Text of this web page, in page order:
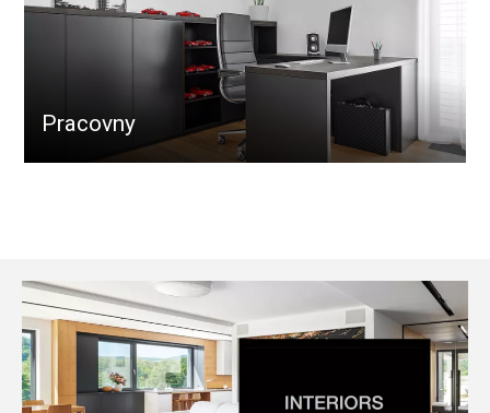
Pracovny